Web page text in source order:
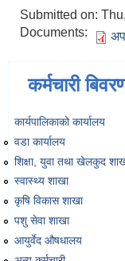
Submitted on:
Documents:
कर्मचारी
कार्यपालिकाको कार्यालय
वडा कार्यालय
शिक्षा, युवा तथा खेलकुद
स्वास्थ्य शाखा
कृषि विकास शाखा
पशु सेवा शाखा
आयुर्वेद औषधालय